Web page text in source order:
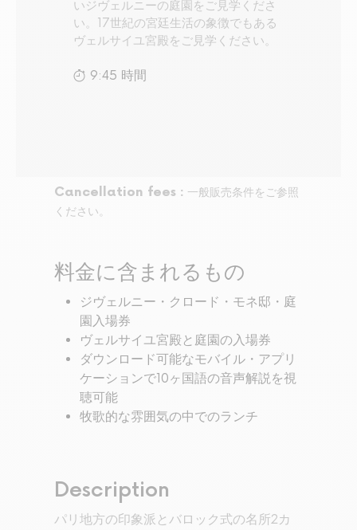
いジヴェルニーの庭園をご見学くださ
い。17世紀の宮廷生活の象徴でもある
ヴェルサイユ宮殿をご見学ください。
9:45 時間
Cancellation fees : 一般販売条件をご参照
ください。
料金に含まれるもの
ジヴェルニー・クロード・モネ邸・庭
園入場券
ヴェルサイユ宮殿と庭園の入場券
ダウンロード可能なモバイル・アプリ
ケーションで10ヶ国語の音声解説を視
聴可能
牧歌的な雰囲気の中でのランチ
Description
パリ地方の印象派とバロック式の名所2カ